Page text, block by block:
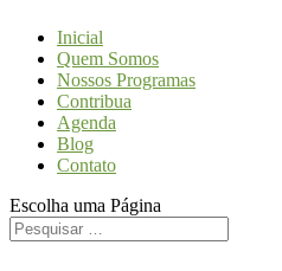
Inicial
Quem Somos
Nossos Programas
Contribua
Agenda
Blog
Contato
Escolha uma Página